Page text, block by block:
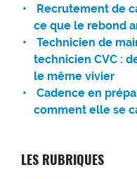
Recrutement de
ce que le rebond
Technicien de
technicien CVC :
le même vivier
Cadence en
comment elle se
LES RUBRIQUES